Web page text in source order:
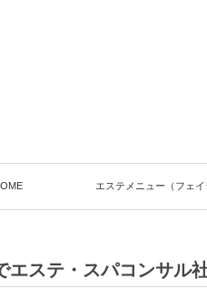
エステメニュー（フェ
ステ・スパコンサル